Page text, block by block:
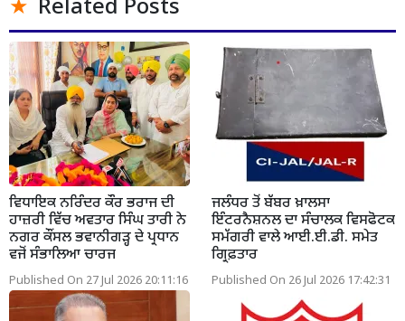
Related Posts
ਵਿਧਾਇਕ ਨਰਿੰਦਰ ਕੌਰ ਭਰਾਜ ਦੀ
ਹਾਜ਼ਰੀ ਵਿੱਚ ਅਵਤਾਰ ਸਿੰਘ ਤਾਰੀ ਨੇ
ਨਗਰ ਕੌਂਸਲ ਭਵਾਨੀਗੜ੍ਹ ਦੇ ਪ੍ਰਧਾਨ
ਵਜੋਂ ਸੰਭਾਲਿਆ ਚਾਰਜ
Published On 27 Jul 2026 20:11:16
ਜਲੰਧਰ ਤੋਂ ਬੱਬਰ ਖ਼ਾਲਸਾ
ਇੰਟਰਨੈਸ਼ਨਲ ਦਾ ਸੰਚਾਲਕ ਵਿਸਫੋਟਕ
ਸਮੱਗਰੀ ਵਾਲੇ ਆਈ.ਈ.ਡੀ. ਸਮੇਤ
ਗ੍ਰਿਫ਼ਤਾਰ
Published On 26 Jul 2026 17:42:31